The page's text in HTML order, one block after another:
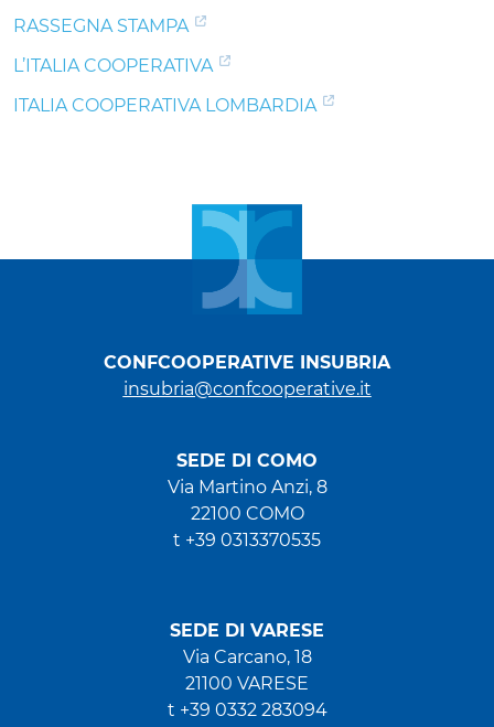
RASSEGNA STAMPA
L’ITALIA COOPERATIVA
ITALIA COOPERATIVA LOMBARDIA
CONFCOOPERATIVE INSUBRIA
insubria@confcooperative.it
SEDE DI COMO
Via Martino Anzi, 8
22100 COMO
t +39 0313370535
SEDE DI VARESE
Via Carcano, 18
21100 VARESE
t +39 0332 283094